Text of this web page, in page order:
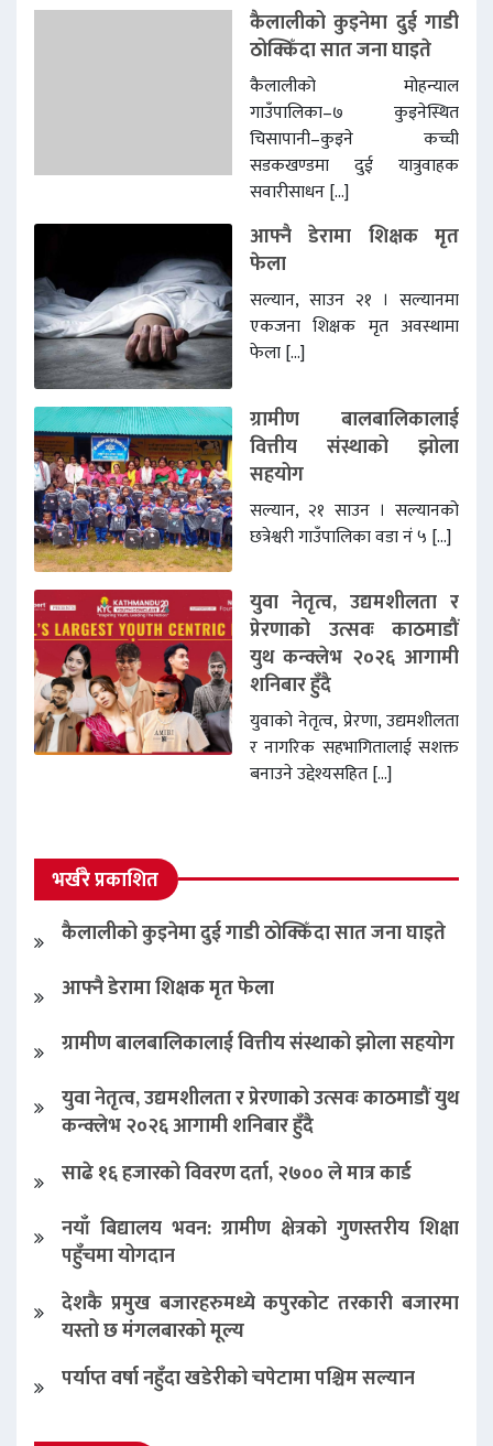
कैलालीको कुइनेमा दुई गाडी
ठोक्किँदा सात जना घाइते
कैलालीको मोहन्याल
गाउँपालिका–७ कुइनेस्थित
चिसापानी–कुइने कच्ची
सडकखण्डमा दुई यात्रुवाहक
सवारीसाधन […]
आफ्नै डेरामा शिक्षक मृत
फेला
सल्यान, साउन २१ । सल्यानमा
एकजना शिक्षक मृत अवस्थामा
फेला […]
ग्रामीण बालबालिकालाई
वित्तीय संस्थाको झोला
सहयोग
सल्यान, २१ साउन । सल्यानको
छत्रेश्वरी गाउँपालिका वडा नं ५ […]
युवा नेतृत्व, उद्यमशीलता र
प्रेरणाको उत्सवः काठमाडौं
युथ कन्क्लेभ २०२६ आगामी
शनिबार हुँदै
युवाको नेतृत्व, प्रेरणा, उद्यमशीलता
र नागरिक सहभागितालाई सशक्त
बनाउने उद्देश्यसहित […]
भर्खरै प्रकाशित
कैलालीको कुइनेमा दुई गाडी ठोक्किँदा सात जना घाइते
आफ्नै डेरामा शिक्षक मृत फेला
ग्रामीण बालबालिकालाई वित्तीय संस्थाको झोला सहयोग
युवा नेतृत्व, उद्यमशीलता र प्रेरणाको उत्सवः काठमाडौं युथ
कन्क्लेभ २०२६ आगामी शनिबार हुँदै
साढे १६ हजारको विवरण दर्ता, २७०० ले मात्र कार्ड
नयाँ बिद्यालय भवन: ग्रामीण क्षेत्रको गुणस्तरीय शिक्षा
पहुँचमा योगदान
देशकै प्रमुख बजारहरुमध्ये कपुरकोट तरकारी बजारमा
यस्तो छ मंगलबारको मूल्य
पर्याप्त वर्षा नहुँदा खडेरीको चपेटामा पश्चिम सल्यान